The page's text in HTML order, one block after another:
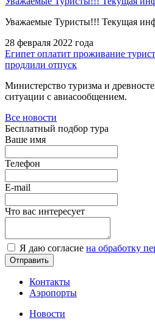
Уважаемые Туристы!!! Текущая
28 февраля 2022 года
Египет оплатит проживание
продлили отпуск
Министерство туризма и
ситуации с авиасообщением.
Все новости
Бесплатный подбор тура
Ваше имя
Телефон
E-mail
Что вас интересует
Я даю согласие на обработку
Контакты
Аэропорты
Новости